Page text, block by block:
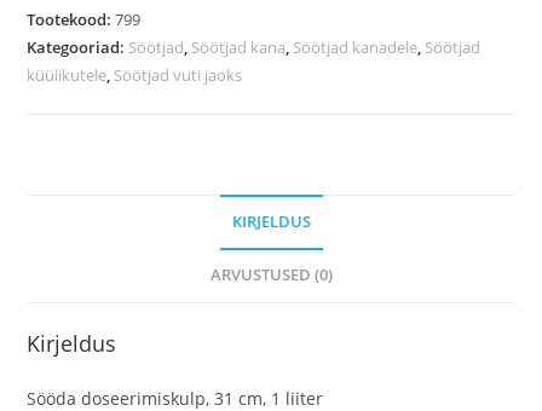
Tootekood:799
Kategooriad: Söötjad, Söötjad kana, Söötjad kanadele, Söötjad
küülikutele, Söötjad vuti jaoks
KIRJELDUS
ARVUSTUSED (0)
Kirjeldus
Sööda doseerimiskulp, 31 cm, 1 liiter